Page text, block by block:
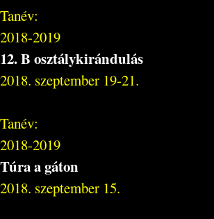
Tanév:
2018-2019
12. B osztálykirándulás
2018. szeptember 19-21.
Tanév:
2018-2019
Túra a gáton
2018. szeptember 15.